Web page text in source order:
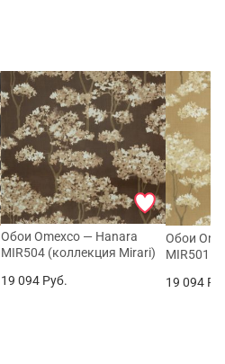
Обои Omexco — Hanara
MIR504 (коллекция Mirari)
19 094 Руб.
Обои
MIR501
19 094